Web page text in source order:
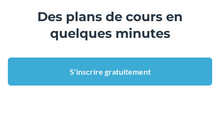
Des plans de cours en
quelques minutes
S'inscrire gratuitement